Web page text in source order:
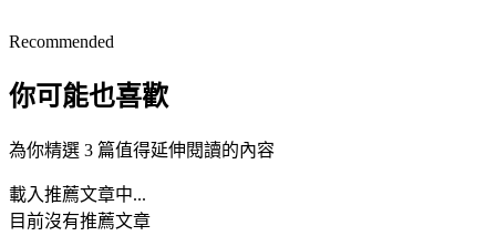
Recommended
你可能也喜歡
為你精選 3 篇值得延伸閱讀的內容
載入推薦文章中...
目前沒有推薦文章